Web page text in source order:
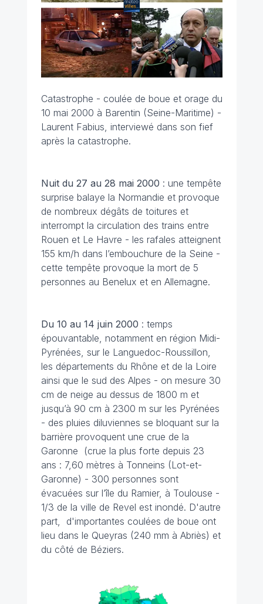
Catastrophe - coulée de boue et orage du
10 mai 2000 à Barentin (Seine-Maritime) -
Laurent Fabius, interviewé dans son fief
après la catastrophe.
Nuit du 27 au 28 mai 2000 : une tempête
surprise balaye la Normandie et provoque
de nombreux dégâts de toitures et
interrompt la circulation des trains entre
Rouen et Le Havre - les rafales atteignent
155 km/h dans l’embouchure de la Seine -
cette tempête provoque la mort de 5
personnes au Benelux et en Allemagne.
Du 10 au 14 juin 2000 : temps
épouvantable, notamment en région Midi-
Pyrénées, sur le Languedoc-Roussillon,
les départements du Rhône et de la Loire
ainsi que le sud des Alpes - on mesure 30
cm de neige au dessus de 1800 m et
jusqu’à 90 cm à 2300 m sur les Pyrénées
- des pluies diluviennes se bloquant sur la
barrière provoquent une crue de la
Garonne (crue la plus forte depuis 23
ans : 7,60 mètres à Tonneins (Lot-et-
Garonne) - 300 personnes sont
évacuées sur l’île du Ramier, à Toulouse -
1/3 de la ville de Revel est inondé. D'autre
part, d'importantes coulées de boue ont
lieu dans le Queyras (240 mm à Abriès) et
du côté de Béziers.